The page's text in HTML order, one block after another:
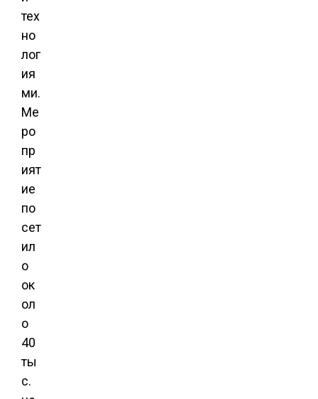
тех
но
лог
ия
ми.
Ме
ро
пр
ият
ие
по
сет
ил
о
ок
ол
о
40
ты
с.